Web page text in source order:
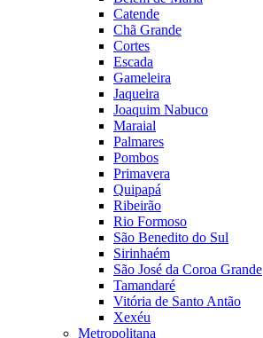
Catende
Chã Grande
Cortes
Escada
Gameleira
Jaqueira
Joaquim Nabuco
Maraial
Palmares
Pombos
Primavera
Quipapá
Ribeirão
Rio Formoso
São Benedito do Sul
Sirinhaém
São José da Coroa Grande
Tamandaré
Vitória de Santo Antão
Xexéu
Metropolitana